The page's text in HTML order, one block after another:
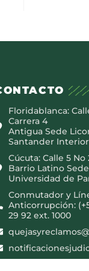
Floridablanca:
Carrera 4
Antigua Sede
Santander
Cúcuta: Calle 5 No
Barrio Latino Sede
Universidad de
Conmutador y
Anticorrupción:
29 92 ext. 1000